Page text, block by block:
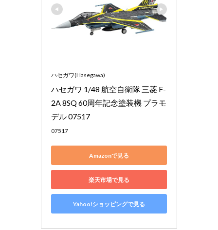
ハセガワ(Hasegawa)
ハセガワ 1/48 航空自衛隊 三菱 F-
2A 8SQ 60周年記念塗装機 プラモ
デル 07517
07517
Amazonで見る
楽天市場で見る
Yahoo!ショッピングで見る